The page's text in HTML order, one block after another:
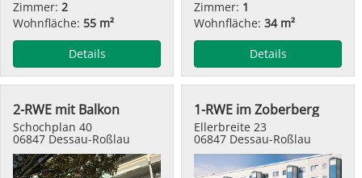
Zimmer: 2
Wohnfläche: 55 m²
Details
Zimmer: 1
Wohnfläche: 34 m²
Details
2-RWE mit Balkon
Schochplan 40
06847 Dessau-Roßlau
1-RWE im Zoberberg
Ellerbreite 23
06847 Dessau-Roßlau